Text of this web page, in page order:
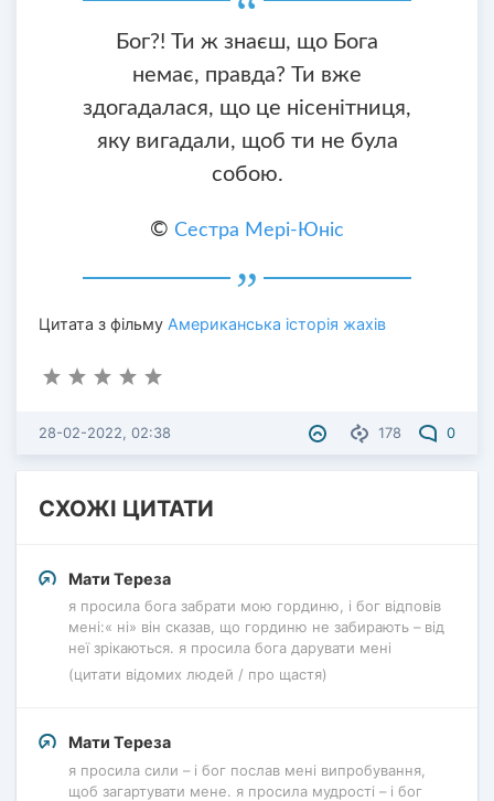
Бог?! Ти ж знаєш, що Бога
немає, правда? Ти вже
здогадалася, що це нісенітниця,
яку вигадали, щоб ти не була
собою.
© Сестра Мері-Юніс
Цитата з фільму Американська історія жахів
178 0
28-02-2022, 02:38
СХОЖІ ЦИТАТИ
Мати Тереза
я просила бога забрати мою гординю, і бог відповів
мені:« ні» він сказав, що гординю не забирають – від
неї зрікаються. я просила бога дарувати мені
(цитати відомих людей / про щастя)
Мати Тереза
я просила сили – і бог послав мені випробування,
щоб загартувати мене. я просила мудрості – і бог